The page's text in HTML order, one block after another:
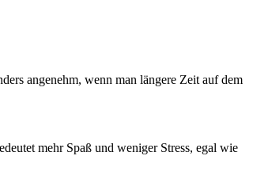
angenehm, wenn man längere Zeit auf dem
mehr Spaß und weniger Stress, egal wie